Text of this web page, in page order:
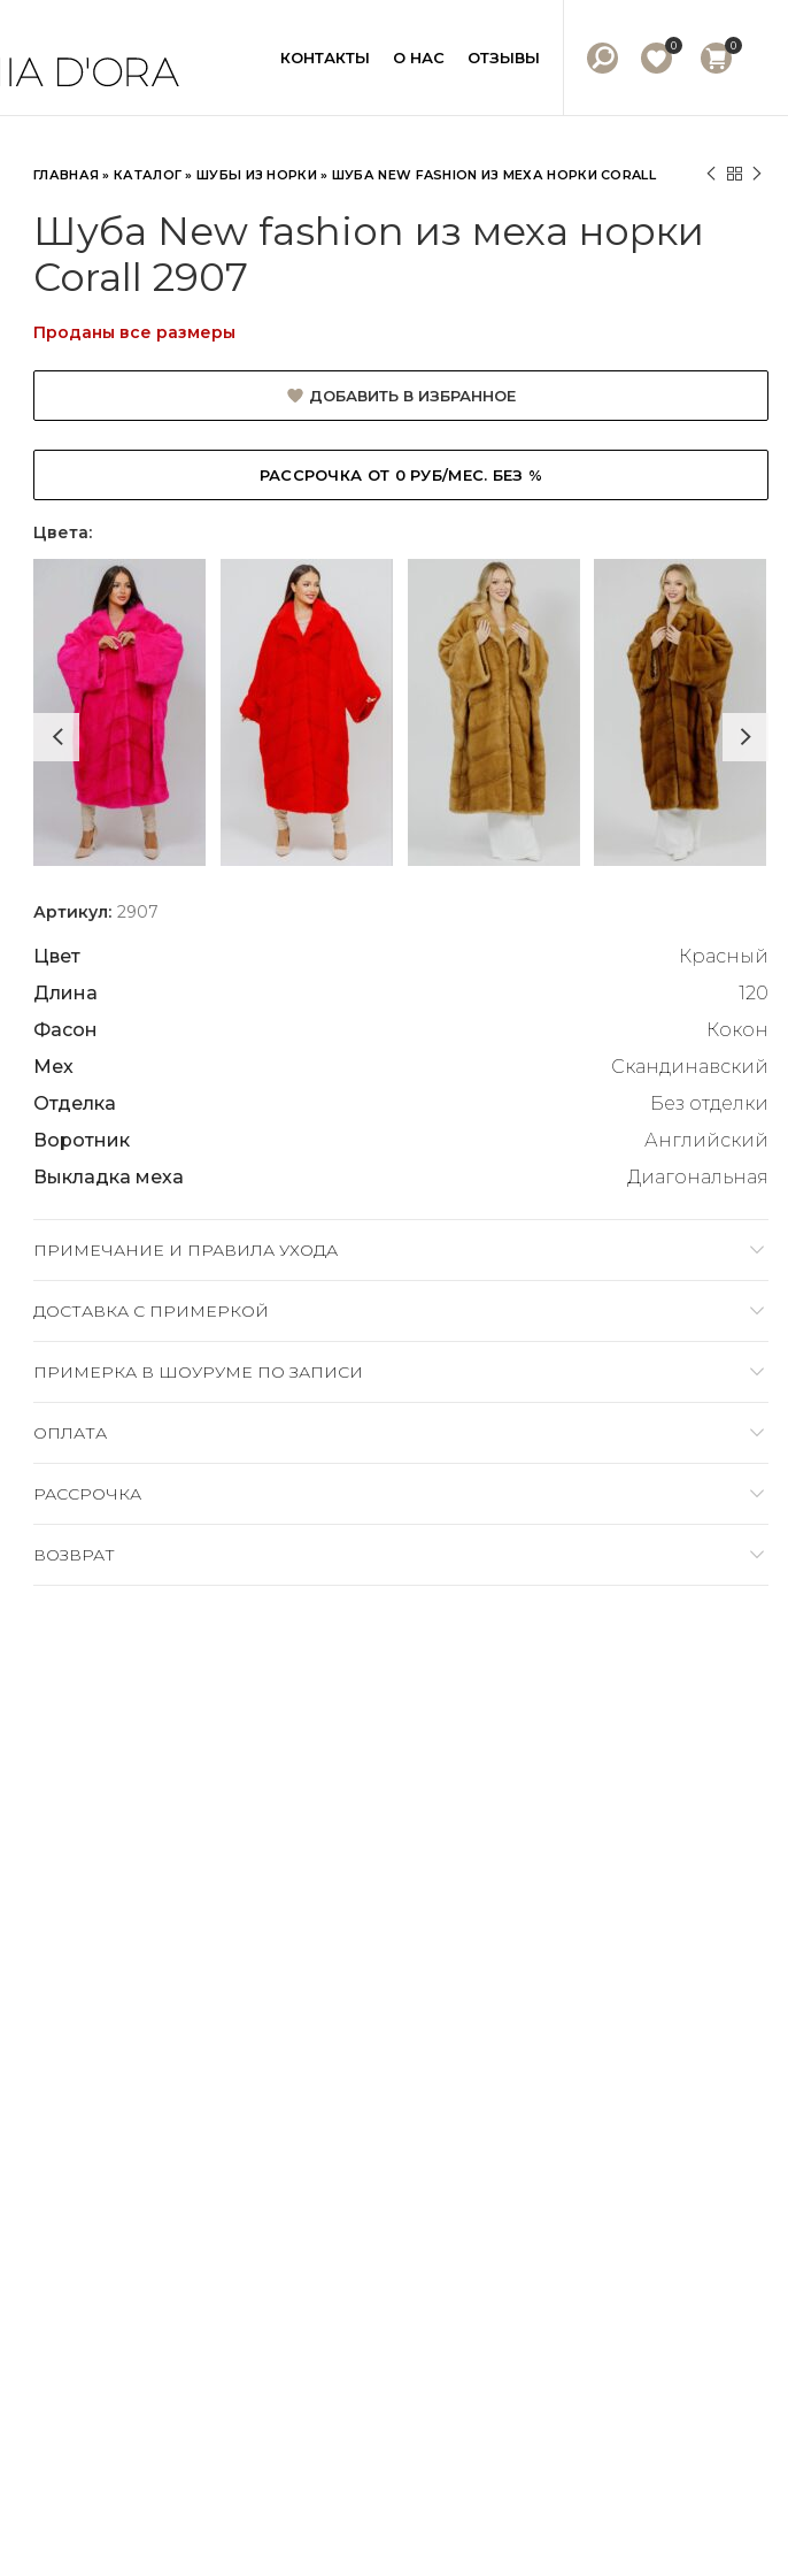
КОНТАКТЫ О НАС ОТЗЫВЫ
0 0
ГЛАВНАЯ »КАТАЛОГ »ШУБЫ ИЗ НОРКИ» ШУБА NEW FASHION ИЗ МЕХА НОРКИ CORALL
Шуба New fashion из меха норки
Corall 2907
Проданы все размеры
ДОБАВИТЬ В ИЗБРАННОЕ
РАССРОЧКА ОТ 0 РУБ/МЕС. БЕЗ %
Цвета:
Артикул: 2907
Цвет
Красный
Длина
120
Фасон
Кокон
Мех
Скандинавский
Отделка
Без отделки
Воротник
Английский
Выкладка меха
Диагональная
ПРИМЕЧАНИЕ И ПРАВИЛА УХОДА
ДОСТАВКА C ПРИМЕРКОЙ
ПРИМЕРКА В ШОУРУМЕ ПО ЗАПИСИ
ОПЛАТА
РАССРОЧКА
ВОЗВРАТ